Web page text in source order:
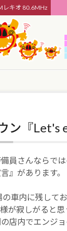
レキオ 80.6MHz
ン『Let's
員さんならで
』があります。
車内に残して
が寂しがると
店内でエンジ